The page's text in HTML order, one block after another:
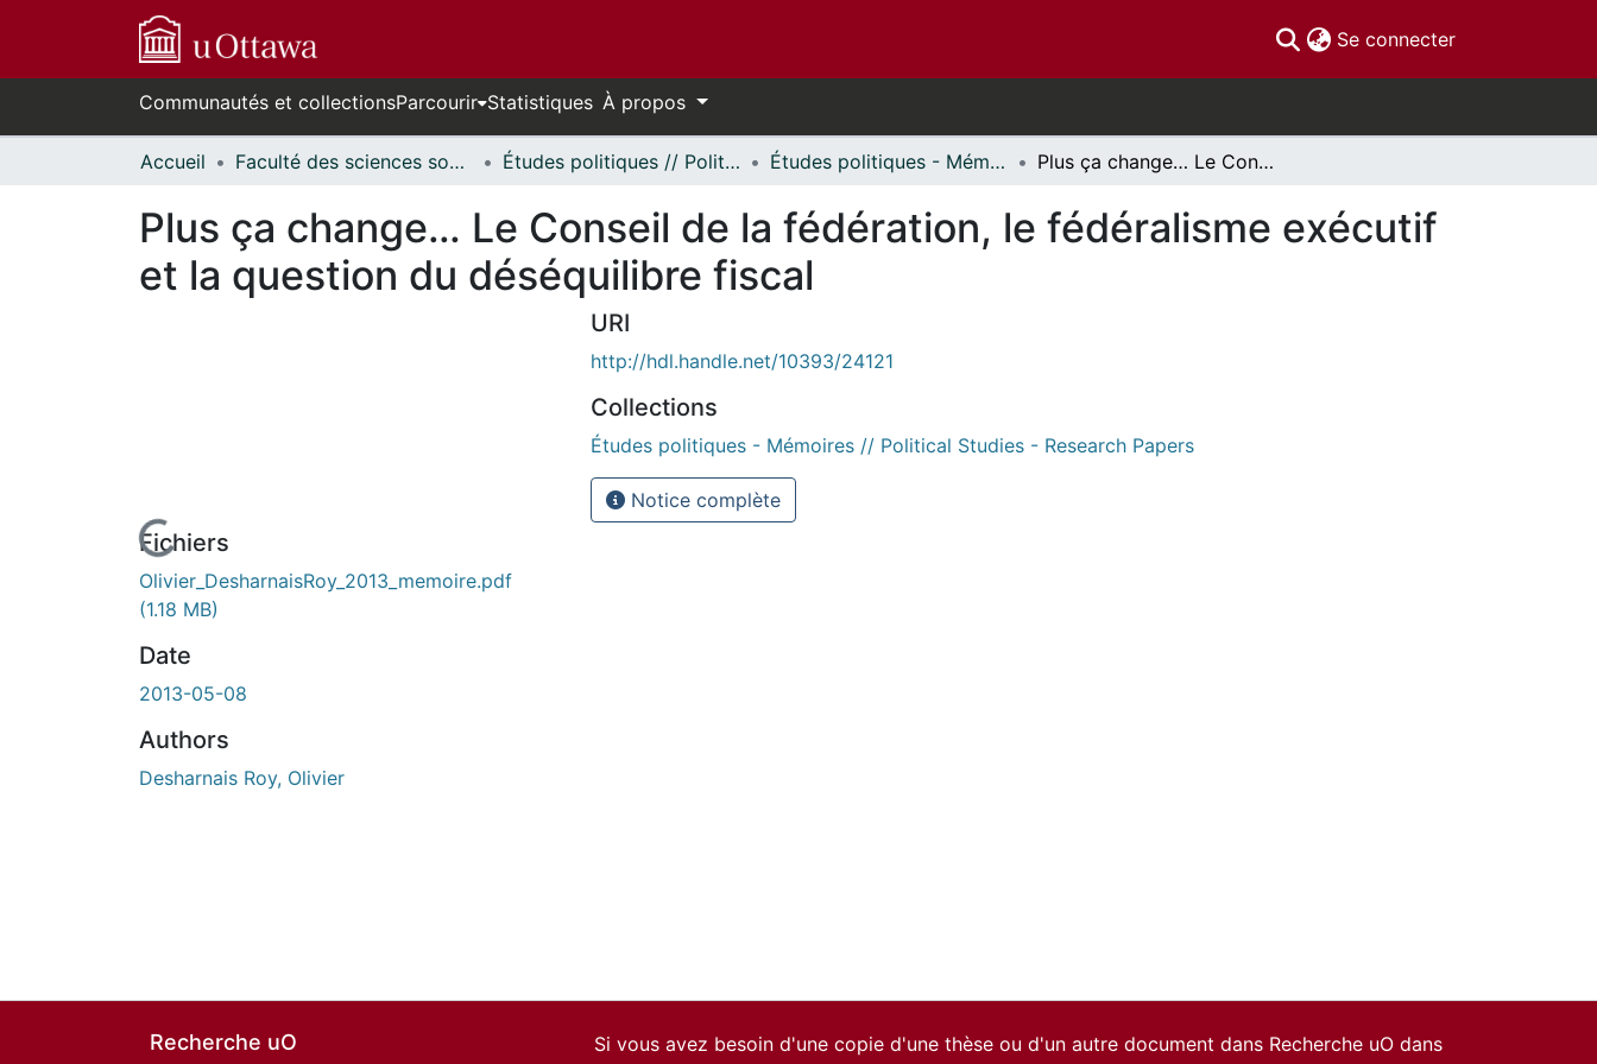
Se connecter(current)
Communautés et collectionsParcourir Statistiques À propos
Accueil Faculté des sciences sociales // Faculty of Social Sciences Études politiques // Political Studies Études politiques - Mémoires // Political Studies - Research Papers Plus ça change… Le Conseil de la fédération, le fédéralisme exécutif et la question du déséquilibre fiscal
Plus ça change… Le Conseil de la fédération, le fédéralisme exécutif
et la question du déséquilibre fiscal
En cours de chargement...
Fichiers
Olivier_DesharnaisRoy_2013_memoire.pdf
(1.18 MB)
Date
2013-05-08
Authors
Desharnais Roy, Olivier
URI
http://hdl.handle.net/10393/24121
Collections
Études politiques - Mémoires // Political Studies - Research Papers
Notice complète
Recherche uO
Si vous avez besoin d'une copie d'une thèse ou d'un autre document dans Recherche uO dans